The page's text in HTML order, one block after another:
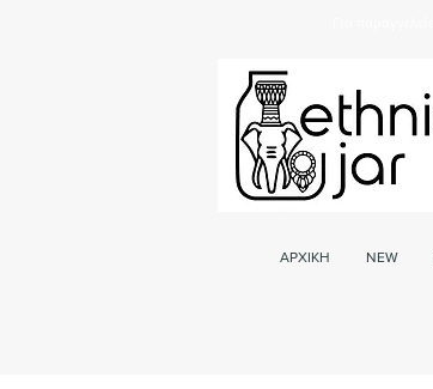
ΑΡΧΙΚΗ NEW